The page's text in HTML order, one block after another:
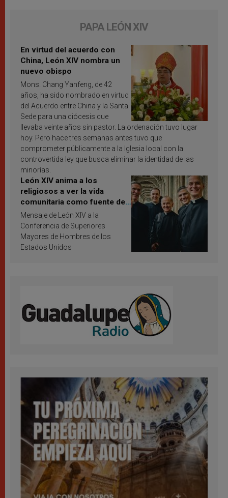
PAPA LEÓN XIV
En virtud del acuerdo con
China, León XIV nombra un
nuevo obispo
Mons. Chang Yanfeng, de 42
años, ha sido nombrado en virtud
del Acuerdo entre China y la Santa
Sede para una diócesis que
llevaba veinte años sin pastor. La ordenación tuvo lugar
hoy. Pero hace tres semanas antes tuvo que
comprometer públicamente a la Iglesia local con la
controvertida ley que busca eliminar la identidad de las
minorías.
León XIV anima a los
religiosos a ver la vida
comunitaria como fuente de
inspiración y santificación
Mensaje de León XIV a la
Conferencia de Superiores
Mayores de Hombres de los
Estados Unidos